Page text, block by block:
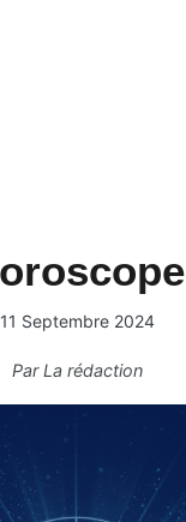
11 Septembre 2024
ParLa rédaction